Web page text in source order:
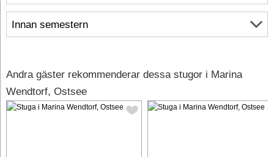
Innan semestern
Andra gäster rekommenderar dessa stugor i Marina
Wendtorf, Ostsee